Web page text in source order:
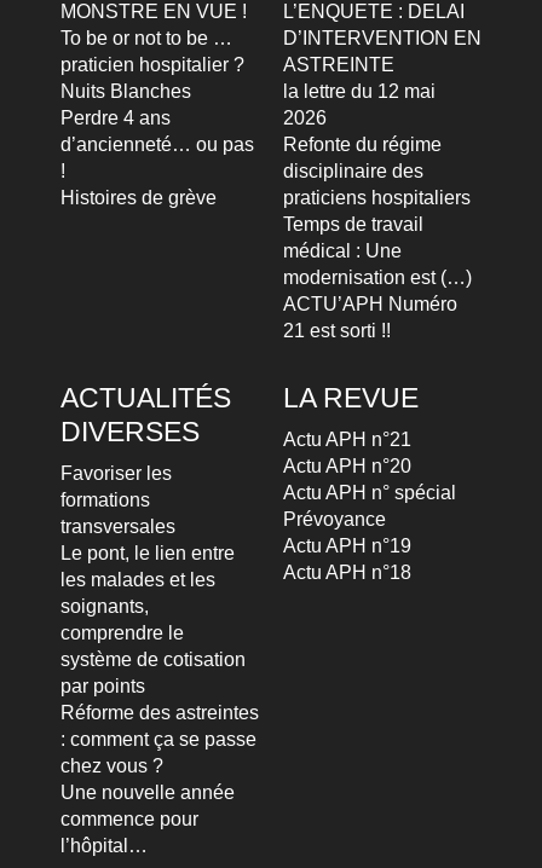
MONSTRE EN VUE !
To be or not to be …
praticien hospitalier ?
Nuits Blanches
Perdre 4 ans
d’ancienneté… ou pas
!
Histoires de grève
L’ENQUETE : DELAI
D’INTERVENTION EN
ASTREINTE
la lettre du 12 mai
2026
Refonte du régime
disciplinaire des
praticiens hospitaliers
Temps de travail
médical : Une
modernisation est (…)
ACTU’APH Numéro
21 est sorti !!
ACTUALITÉS
DIVERSES
Favoriser les
formations
transversales
Le pont, le lien entre
les malades et les
soignants,
comprendre le
système de cotisation
par points
Réforme des astreintes
: comment ça se passe
chez vous ?
Une nouvelle année
commence pour
l’hôpital…
LA REVUE
Actu APH n°21
Actu APH n°20
Actu APH n° spécial
Prévoyance
Actu APH n°19
Actu APH n°18